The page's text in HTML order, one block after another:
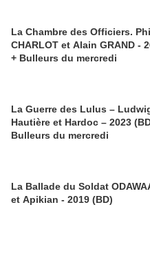
La Chambre des Officiers.
CHARLOT et Alain GRAND -
+ Bulleurs du mercredi
La Guerre des Lulus –
Hautière et Hardoc – 2023
Bulleurs du mercredi
La Ballade du Soldat
et Apikian - 2019 (BD)